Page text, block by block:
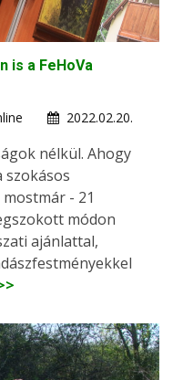
is a FeHoVa
2022.02.20.
nélkül. Ahogy
szokásos
- 21
módon
ajánlattal,